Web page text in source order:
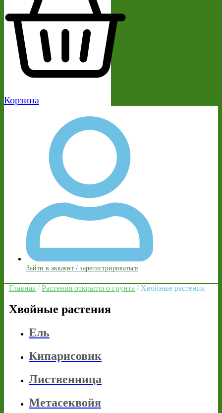
Корзина
Зайти в аккаунт / зарегистрироваться
Главная /Растения открытого грунта / Хвойные растения
Хвойные растения
Ель
Кипарисовик
Лиственница
Метасеквойя